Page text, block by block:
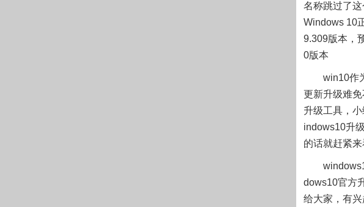
名称跳过了这
Windows 10
9.309版本，
0版本
win10作
更新升级难
升级工具，
indows10升
的话就赶紧来
dows10官方
给大家，有兴